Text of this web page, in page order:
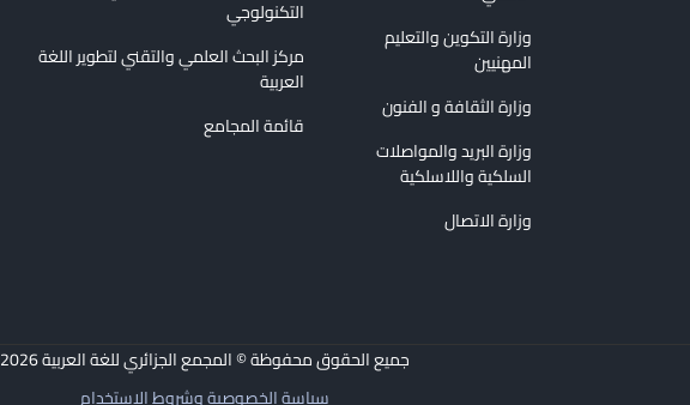
وزارة التكوين والتعليم
المهنيين
وزارة الثقافة و الفنون
وزارة البريد والمواصلات
السلكية واللاسلكية
وزارة الاتصال
التكنولوجي
مركز البحث العلمي والتقني لتطوير اللغة
العربية
قائمة المجامع
جميع الحقوق محفوظة © المجمع الجزائري للغة العربية2026
سياسة الخصوصية وشروط الاستخدام